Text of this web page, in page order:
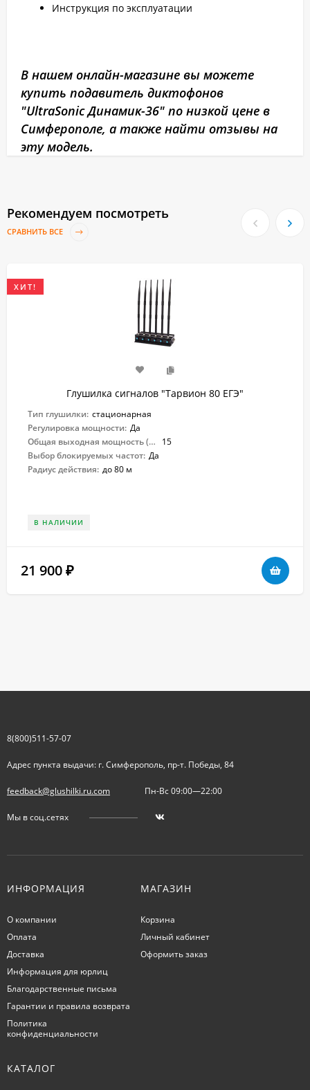
Инструкция по эксплуатации
В нашем онлайн-магазине вы можете
купить подавитель диктофонов
"UltraSonic Динамик-36" по низкой цене в
Симферополе, а также найти отзывы на
эту модель.
Рекомендуем посмотреть
СРАВНИТЬ ВСЕ
ХИТ!
Глушилка сигналов "Тарвион ​80 ЕГЭ"
Тип глушилки: стационарная
Регулировка мощности: Да
Общая выходная мощность (Вт):
15
Выбор блокируемых частот: Да
Радиус действия: до 80 м
В НАЛИЧИИ
21 900 ₽
8(800)511-57-07
Адрес пункта выдачи: г. Симферополь, пр-т. Победы, 84
feedback@glushilki.ru.com Пн-Вс 09:00—22:00
Мы в соц.сетях
ИНФОРМАЦИЯ
О компании
Оплата
Доставка
Информация для юрлиц
Благодарственные письма
Гарантии и правила возврата
Политика
конфиденциальности
МАГАЗИН
Корзина
Личный кабинет
Оформить заказ
КАТАЛОГ